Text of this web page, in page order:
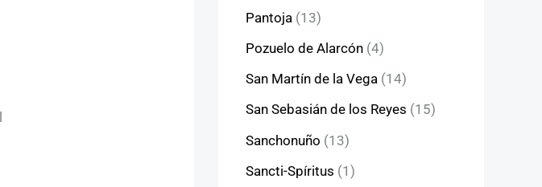
Pantoja (13)
Pozuelo de Alarcón (4)
San Martín de la Vega (14)
San Sebasián de los Reyes (15)
Sanchonuño (13)
Sancti-Spíritus (1)